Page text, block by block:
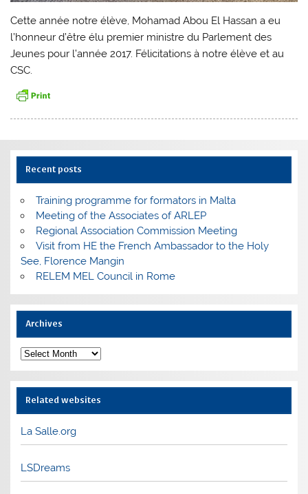
Cette année notre élève, Mohamad Abou El Hassan a eu
l’honneur d’être élu premier ministre du Parlement des
Jeunes pour l’année 2017. Félicitations à notre élève et au
CSC.
Recent posts
Training programme for formators in Malta
Meeting of the Associates of ARLEP
Regional Association Commission Meeting
Visit from HE the French Ambassador to the Holy
See, Florence Mangin
RELEM MEL Council in Rome
Archives
Archives
Related websites
La Salle.org
LSDreams